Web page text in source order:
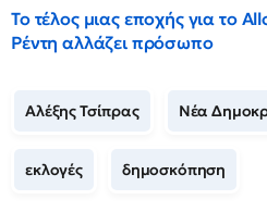
Το τέλος μιας εποχής για το
Ρέντη αλλάζει πρόσωπο
Αλέξης Τσίπρας Νέα
εκλογές δημοσκόπηση